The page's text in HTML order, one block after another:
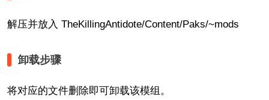
解压并放入 TheKillingAntidote/Content/Paks/~mods
卸载步骤
将对应的文件删除即可卸载该模组。